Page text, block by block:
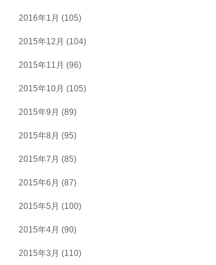
2016年1月 (105)
2015年12月 (104)
2015年11月 (96)
2015年10月 (105)
2015年9月 (89)
2015年8月 (95)
2015年7月 (85)
2015年6月 (87)
2015年5月 (100)
2015年4月 (90)
2015年3月 (110)